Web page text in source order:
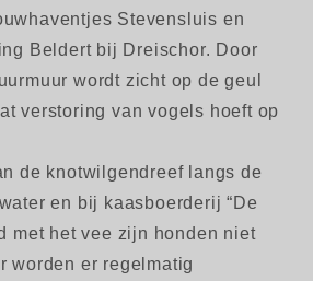
Stevensluis en
Beldert bij Dreischor. Door
wordt zicht op de geul
verstoring van vogels hoeft op
de knotwilgendreef langs de
en bij kaasboerderij “De
met het vee zijn honden niet
worden er regelmatig